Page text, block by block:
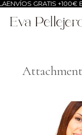
GRATIS +100€ EN